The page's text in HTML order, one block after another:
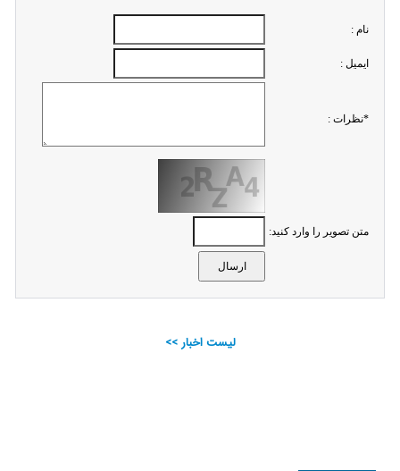
نام :
ايميل :
*نظرات :
متن تصویر را وارد کنید:
لیست اخبار >>